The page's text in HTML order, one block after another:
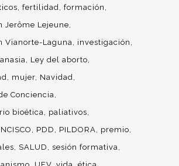
fertilidad formación
Jerôme Lejeune
Vianorte-Laguna
investigación
Ley del aborto
mujer Navidad
Conciencia
bioética
paliativos
PDD PILDORA
premio
SALUD
sesión formativa